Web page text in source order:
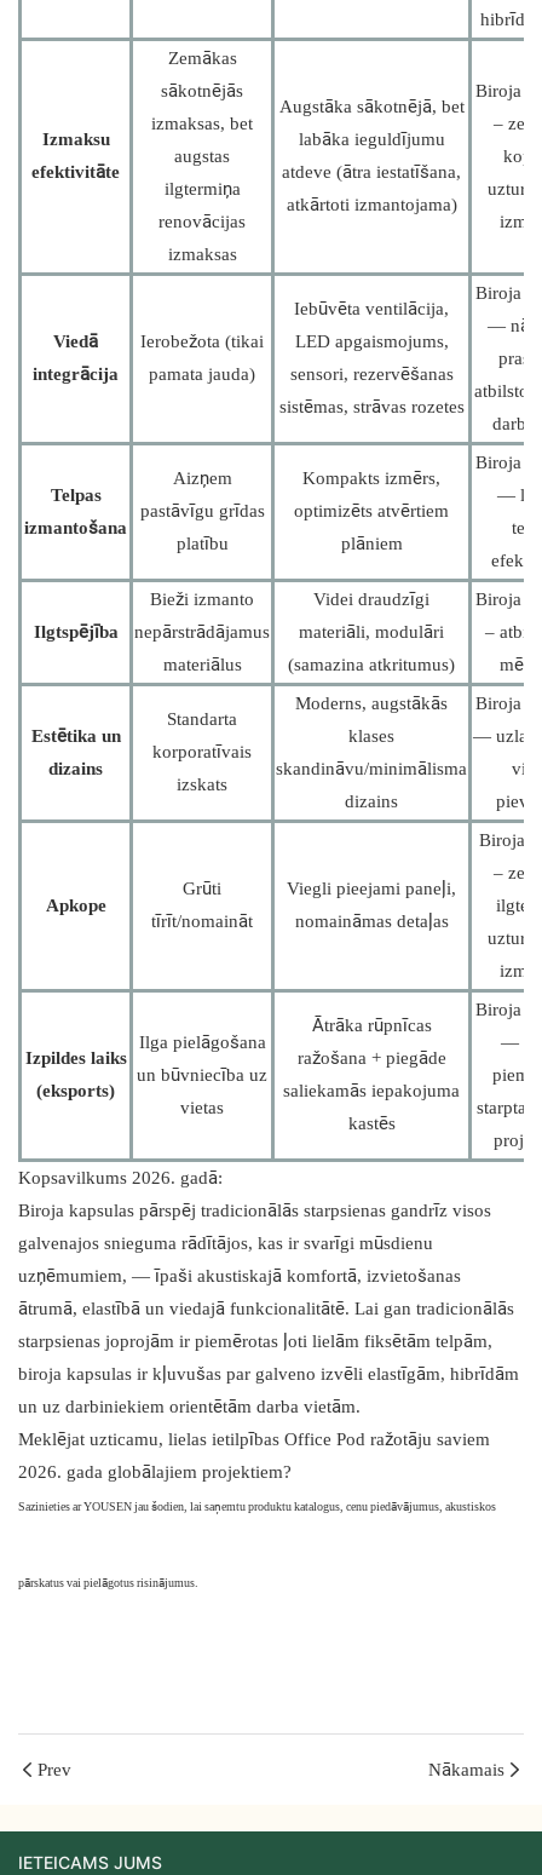
Izmaksu
efektivitāte
Zemākas
sākotnējās
izmaksas, bet
augstas
ilgtermiņa
renovācijas
izmaksas
Augstāka sākotnējā, bet
labāka ieguldījumu
atdeve (ātra iestatīšana,
atkārtoti izmantojama)
Biroja
–
Viedā
integrācija
Ierobežota (tikai
pamata jauda)
Iebūvēta ventilācija,
LED apgaismojums,
sensori, rezervēšanas
sistēmas, strāvas rozetes
Biroja
—
darba
Telpas
izmantošana
Aizņem
pastāvīgu grīdas
platību
Kompakts izmērs,
optimizēts atvērtiem
plāniem
Biroja
—
Ilgtspējība
Bieži izmanto
nepārstrādājamus
materiālus
Videi draudzīgi
materiāli, modulāri
(samazina atkritumus)
Biroja
–
Estētika un
dizains
Standarta
korporatīvais
izskats
Moderns, augstākās
klases
skandināvu/minimālisma
dizains
Biroja
—
Apkope
Grūti
tīrīt/nomaināt
Viegli pieejami paneļi,
nomaināmas detaļas
Biroja
–
Izpildes laiks
(eksports)
Ilga pielāgošana
un būvniecība uz
vietas
Ātrāka rūpnīcas
ražošana + piegāde
saliekamās iepakojuma
kastēs
Biroja
—
Kopsavilkums 2026. gadā:
Biroja kapsulas pārspēj tradicionālās starpsienas gandrīz visos
galvenajos snieguma rādītājos, kas ir svarīgi mūsdienu
uzņēmumiem, — īpaši akustiskajā komfortā, izvietošanas
ātrumā, elastībā un viedajā funkcionalitātē. Lai gan tradicionālās
starpsienas joprojām ir piemērotas ļoti lielām fiksētām telpām,
biroja kapsulas ir kļuvušas par galveno izvēli elastīgām, hibrīdām
un uz darbiniekiem orientētām darba vietām.
Meklējat uzticamu, lielas ietilpības Office Pod ražotāju saviem
2026. gada globālajiem projektiem?
Sazinieties ar YOUSEN jau šodien, lai saņemtu produktu katalogus, cenu piedāvājumus, akustiskos
pārskatus vai pielāgotus risinājumus.
Prev Nākamais
IETEICAMS JUMS